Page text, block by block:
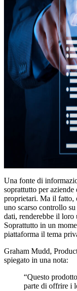
Una fonte di
soprattutto per
proprietari. Ma il fatto,
uno scarso controllo
dati, renderebbe il
Soprattutto in un
piattaforma il tema
Graham Mudd,
spiegato in una nota:
“Questo
parte di offrire i